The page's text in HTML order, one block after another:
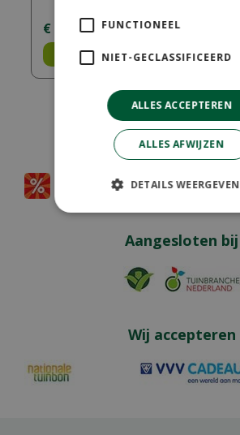
€ 45
Bestel
Partners
Aangesloten bij
Wij accepteren
FUNCTIONEEL
NIET-GECLASSIFICEERD
ALLES ACCEPTEREN
ALLES AFWIJZEN
DETAILS WEERGEVEN